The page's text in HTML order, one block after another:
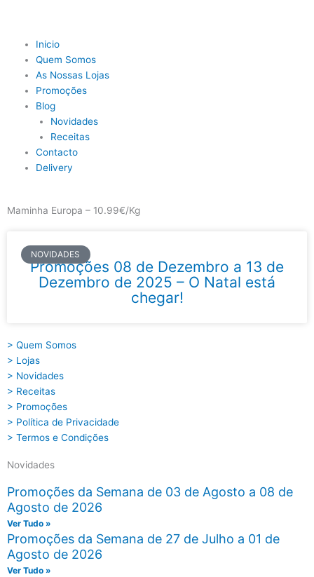
Main
Menu
Inicio
Quem Somos
As Nossas Lojas
Promoções
Blog
Novidades
Receitas
Contacto
Delivery
Maminha Europa – 10.99€/Kg
NOVIDADES
Promoções 08 de Dezembro a 13 de
Dezembro de 2025 – O Natal está
chegar!
> Quem Somos
> Lojas
> Novidades
> Receitas
> Promoções
> Política de Privacidade
> Termos e Condições
Novidades
Promoções da Semana de 03 de Agosto a 08 de
Agosto de 2026
Ver Tudo »
Promoções da Semana de 27 de Julho a 01 de
Agosto de 2026
Ver Tudo »